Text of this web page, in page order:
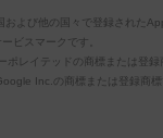
よび他の国々で登録された
ビスマークです。
レイテッドの商標または登録
Inc.の商標または登録商標